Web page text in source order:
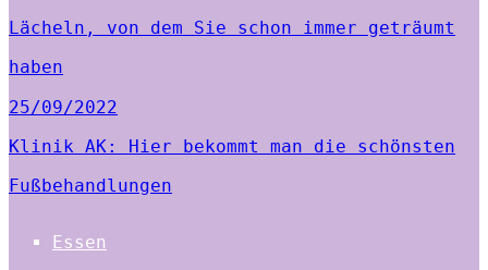
Lächeln, von dem Sie schon immer geträumt
haben
25/09/2022
Klinik AK: Hier bekommt man die schönsten
Fußbehandlungen
Essen